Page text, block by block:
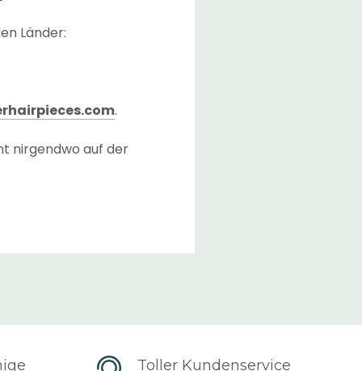
Länder:
.
nirgendwo auf der
Die Lieferzeit kann
Toller Kundenservice